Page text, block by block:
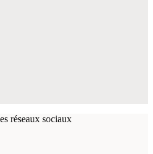
réseaux sociaux